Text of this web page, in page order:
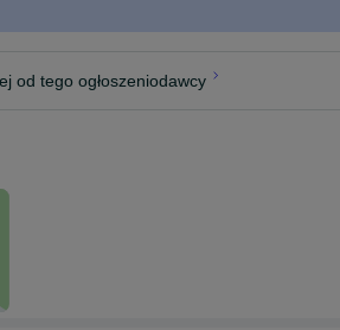
od tego ogłoszeniodawcy